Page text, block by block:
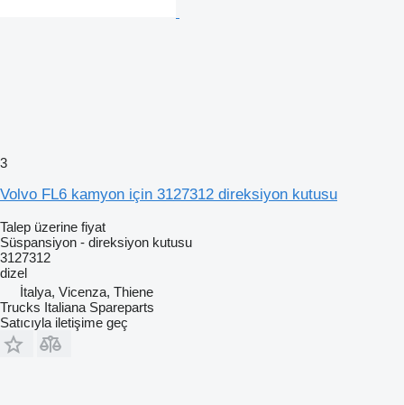
3
Volvo FL6 kamyon için 3127312 direksiyon kutusu
Talep üzerine fiyat
Süspansiyon - direksiyon kutusu
3127312
dizel
İtalya, Vicenza, Thiene
Trucks Italiana Spareparts
Satıcıyla iletişime geç